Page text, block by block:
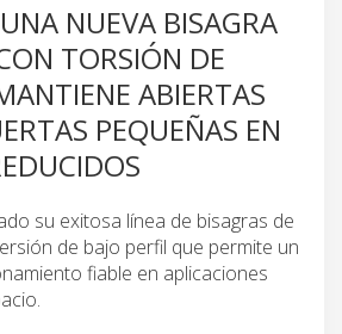
NUEVA BISAGRA
TORSIÓN DE
ABIERTAS
PEQUEÑAS EN
su exitosa línea de bisagras de
de bajo perfil que permite un
fiable en aplicaciones